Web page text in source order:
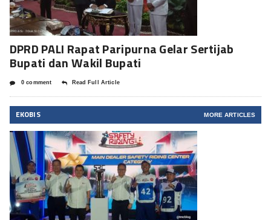
DPRD PALI Rapat Paripurna Gelar Sertijab
Bupati dan Wakil Bupati
0 comment Read Full Article
EKOBIS MORE ARTICLES